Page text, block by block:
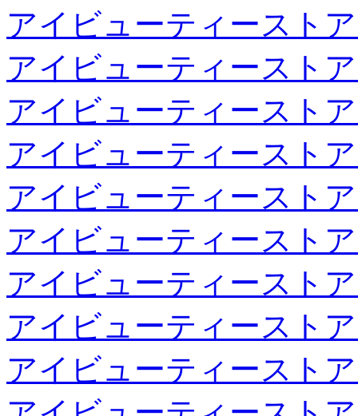
アイビューティースト
アイビューティースト
アイビューティースト
アイビューティースト
アイビューティースト
アイビューティースト
アイビューティースト
アイビューティースト
アイビューティースト